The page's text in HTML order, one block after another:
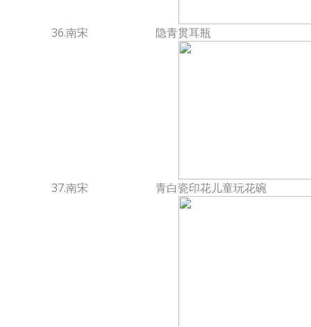
36.南宋 隐青贯耳瓶
37.南宋 青白瓷印花儿童玩花碗